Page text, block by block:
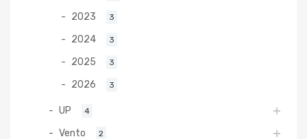
2023 3
2024 3
2025 3
2026 3
UP 4
Vento 2